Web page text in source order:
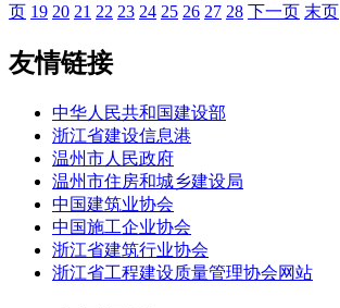
页 19 20 21 22 23 24 25 26 27 28 下一页 末页
友情链接
中华人民共和国建设部
浙江省建设信息港
温州市人民政府
温州市住房和城乡建设局
中国建筑业协会
中国施工企业协会
浙江省建筑行业协会
浙江省工程建设质量管理协会网站